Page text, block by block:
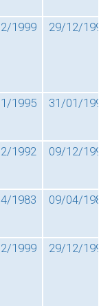
1999 29/12/1999
1995 31/01/1995
1992 09/12/1992
1983 09/04/1983
1999 29/12/1999